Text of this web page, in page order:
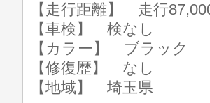
【走行距離】 走行
【車検】 検なし
【カラー】 ブラック
【修復歴】 なし
【地域】 埼玉県